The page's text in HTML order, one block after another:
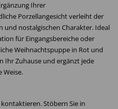
Ihrer
Porzellangesicht verleiht der
und nostalgischen Charakter. Ideal
für Eingangsbereiche oder
Weihnachtspuppe in Rot und
Ihr Zuhause und ergänzt jede
Weise.
Stöbern Sie in